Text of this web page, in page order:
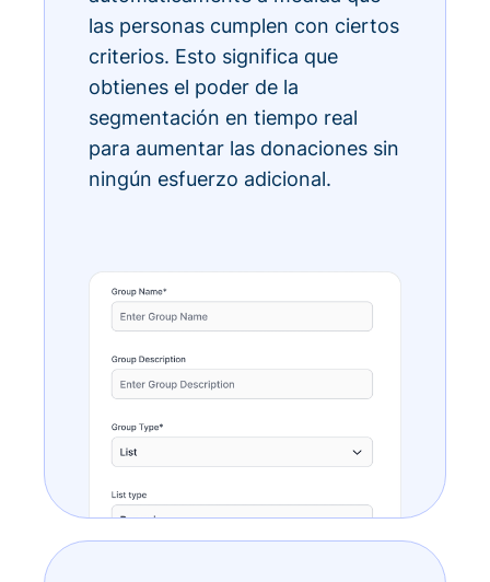
las personas cumplen con ciertos
criterios. Esto significa que
obtienes el poder de la
segmentación en tiempo real
para aumentar las donaciones sin
ningún esfuerzo adicional.